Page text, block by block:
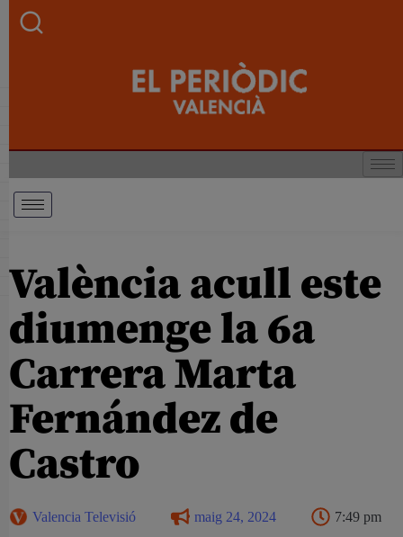
València acull este
diumenge la 6a
Carrera Marta
Fernández de
Castro
Valencia Televisió maig 24, 2024 7:49 pm